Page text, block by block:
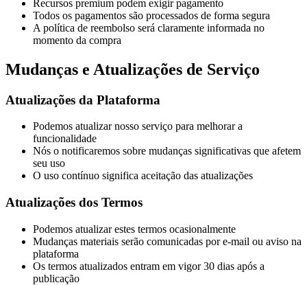
Recursos premium podem exigir pagamento
Todos os pagamentos são processados de forma segura
A política de reembolso será claramente informada no
momento da compra
Mudanças e Atualizações de Serviço
Atualizações da Plataforma
Podemos atualizar nosso serviço para melhorar a
funcionalidade
Nós o notificaremos sobre mudanças significativas que afetem
seu uso
O uso contínuo significa aceitação das atualizações
Atualizações dos Termos
Podemos atualizar estes termos ocasionalmente
Mudanças materiais serão comunicadas por e-mail ou aviso na
plataforma
Os termos atualizados entram em vigor 30 dias após a
publicação